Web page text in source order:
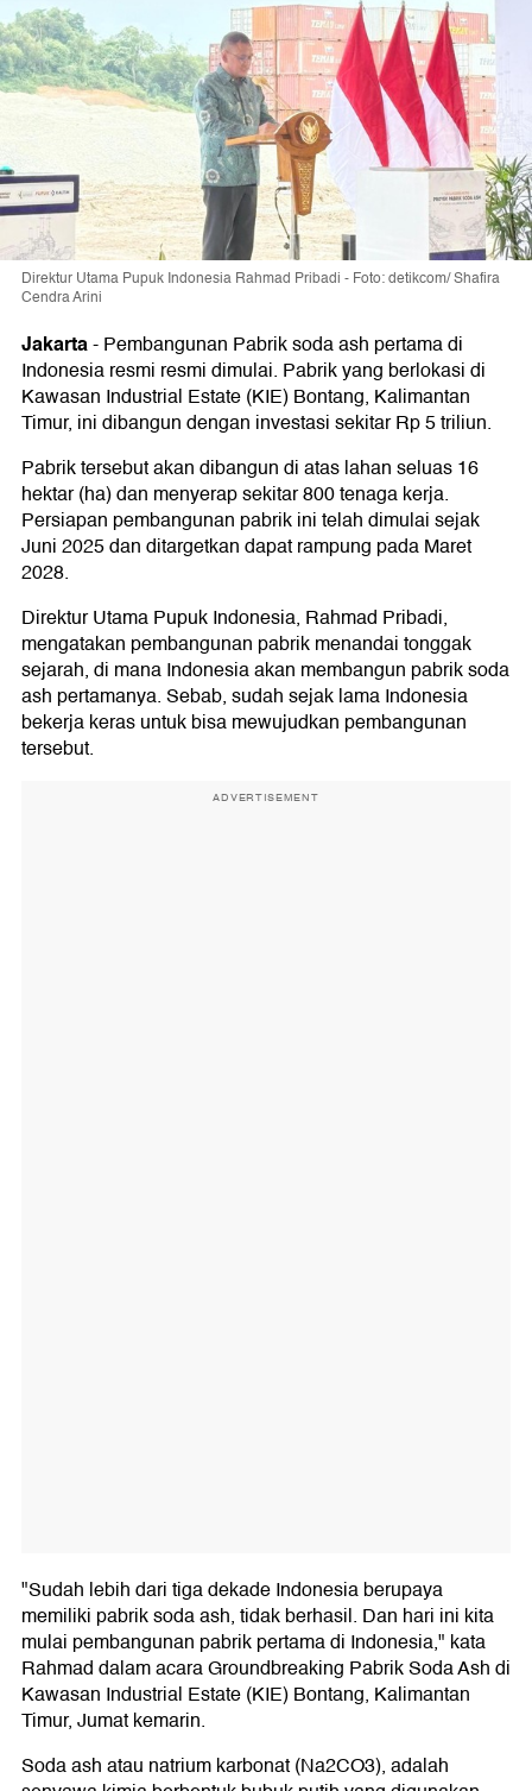
Direktur Utama Pupuk Indonesia Rahmad Pribadi - Foto: detikcom/ Shafira
Cendra Arini
Jakarta-Pembangunan Pabrik soda ash pertama di
Indonesia resmi resmi dimulai. Pabrik yang berlokasi di
Kawasan Industrial Estate (KIE) Bontang, Kalimantan
Timur, ini dibangun dengan investasi sekitar Rp 5 triliun.
Pabrik tersebut akan dibangun di atas lahan seluas 16
hektar (ha) dan menyerap sekitar 800 tenaga kerja.
Persiapan pembangunan pabrik ini telah dimulai sejak
Juni 2025 dan ditargetkan dapat rampung pada Maret
2028.
Direktur Utama Pupuk Indonesia, Rahmad Pribadi,
mengatakan pembangunan pabrik menandai tonggak
sejarah, di mana Indonesia akan membangun pabrik soda
ash pertamanya. Sebab, sudah sejak lama Indonesia
bekerja keras untuk bisa mewujudkan pembangunan
tersebut.
ADVERTISEMENT
"Sudah lebih dari tiga dekade Indonesia berupaya
memiliki pabrik soda ash, tidak berhasil. Dan hari ini kita
mulai pembangunan pabrik pertama di Indonesia," kata
Rahmad dalam acara Groundbreaking Pabrik Soda Ash di
Kawasan Industrial Estate (KIE) Bontang, Kalimantan
Timur, Jumat kemarin.
Soda ash atau natrium karbonat (Na2CO3), adalah